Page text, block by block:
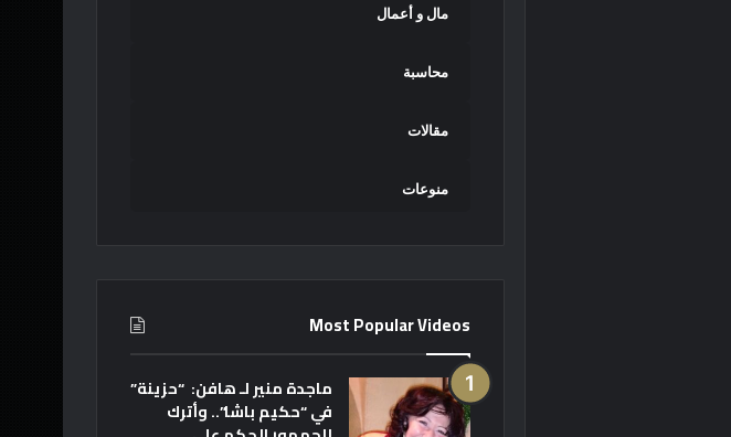
مال و أعمال
محاسبة
مقالات
منوعات
Most Popular Videos
ماجدة منير لـ هافن: “حزينة”
في “حكيم باشا”.. وأترك